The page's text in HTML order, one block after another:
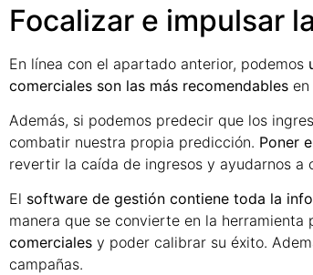
Focalizar e impulsar
En línea con el apartado anterior, podemos
comerciales son las más recomendables
Además, si podemos predecir que los
combatir nuestra propia predicción. Poner
revertir la caída de ingresos y ayudarnos
El software de gestión contiene toda la
manera que se convierte en la herramienta
comerciales y poder calibrar su éxito.
campañas.